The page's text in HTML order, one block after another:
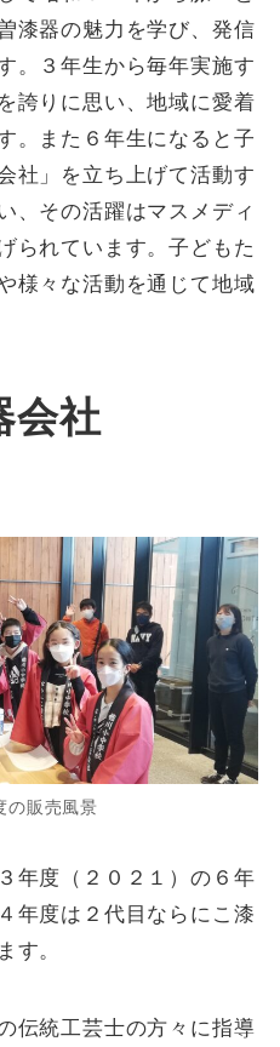
漆器の魅力を学び、発信
。３年生から毎年実施す
誇りに思い、地域に愛着
。また６年生になると子
社」を立ち上げて活動す
、その活躍はマスメディ
られています。子どもた
様々な活動を通じて地域
会社
の販売風景
年度（２０２１）の６年
年度は２代目ならにこ漆
す。
伝統工芸士の方々に指導